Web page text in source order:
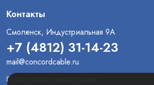
Контакты
Смоленск, Индустриальная 9А
+7 (4812) 31-14-23
mail@concordcable.ru
График работы отдела продаж